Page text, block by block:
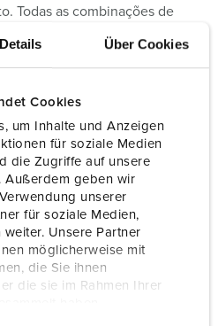
Details Über Cookies
Cookies
um Inhalte und Anzeigen
für soziale Medien
die Zugriffe auf unsere
Außerdem geben wir
unserer
für soziale Medien,
Unsere Partner
möglicherweise mit
die Sie ihnen
die sie im Rahmen Ihrer
Todas as combinações de
e 3KRAFT®
e DELTA-BOX através de
famílias de produtos
são extremamente
individualmente e, graças
caixa de borracha maciça
bem como à prova de
a classe de protecção
contra o pó e a água.